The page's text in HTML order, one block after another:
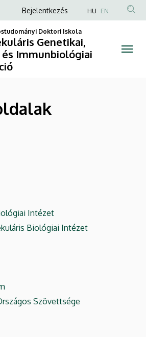
Anonim
Felhasználói
fiók
menüje
Bejelentkezés HU EN
Doktori Iskola
Genetikai,
Immunbiológiai
Intézet
Biológiai Intézet
Szövettsége